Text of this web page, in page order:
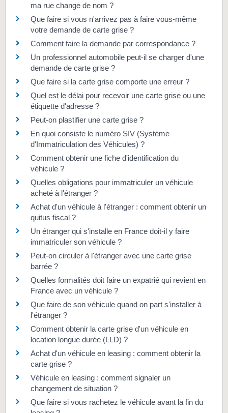
ma rue change de nom ?
Que faire si vous n'arrivez pas à faire vous-même
votre demande de carte grise ?
Comment faire la demande par correspondance ?
Un professionnel automobile peut-il se charger d'une
demande de carte grise ?
Que faire si la carte grise comporte une erreur ?
Quel est le délai pour recevoir une carte grise ou une
étiquette d'adresse ?
Peut-on plastifier une carte grise ?
En quoi consiste le numéro SIV (Système
d'Immatriculation des Véhicules) ?
Comment obtenir une fiche d'identification du
véhicule ?
Quelles obligations pour immatriculer un véhicule
acheté à l'étranger ?
Achat d'un véhicule à l'étranger : comment obtenir un
quitus fiscal ?
Un étranger qui s'installe en France doit-il y faire
immatriculer son véhicule ?
Peut-on circuler à l'étranger avec une carte grise
barrée ?
Quelles formalités doit faire un expatrié qui revient en
France avec un véhicule ?
Que faire de son véhicule quand on part s'installer à
l'étranger ?
Comment obtenir la carte grise d'un véhicule en
location longue durée (LLD) ?
Achat d'un véhicule en leasing : comment obtenir la
carte grise ?
Véhicule en leasing : comment signaler un
changement de situation ?
Que faire si vous rachetez le véhicule avant la fin du